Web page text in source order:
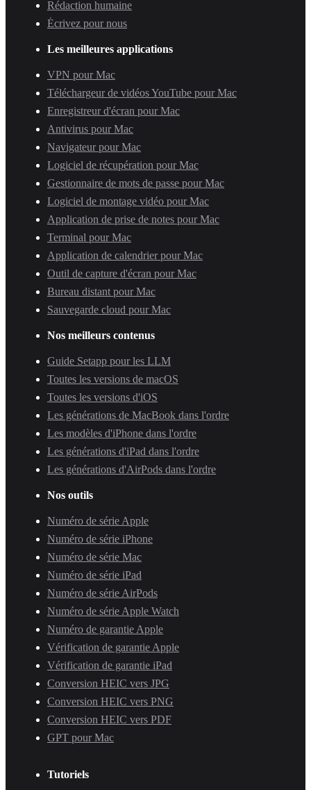
Rédaction humaine
Écrivez pour nous
Les meilleures applications
VPN pour Mac
Téléchargeur de vidéos YouTube pour Mac
Enregistreur d'écran pour Mac
Antivirus pour Mac
Navigateur pour Mac
Logiciel de récupération pour Mac
Gestionnaire de mots de passe pour Mac
Logiciel de montage vidéo pour Mac
Application de prise de notes pour Mac
Terminal pour Mac
Application de calendrier pour Mac
Outil de capture d'écran pour Mac
Bureau distant pour Mac
Sauvegarde cloud pour Mac
Nos meilleurs contenus
Guide Setapp pour les LLM
Toutes les versions de macOS
Toutes les versions d'iOS
Les générations de MacBook dans l'ordre
Les modèles d'iPhone dans l'ordre
Les générations d'iPad dans l'ordre
Les générations d'AirPods dans l'ordre
Nos outils
Numéro de série Apple
Numéro de série iPhone
Numéro de série Mac
Numéro de série iPad
Numéro de série AirPods
Numéro de série Apple Watch
Numéro de garantie Apple
Vérification de garantie Apple
Vérification de garantie iPad
Conversion HEIC vers JPG
Conversion HEIC vers PNG
Conversion HEIC vers PDF
GPT pour Mac
Tutoriels